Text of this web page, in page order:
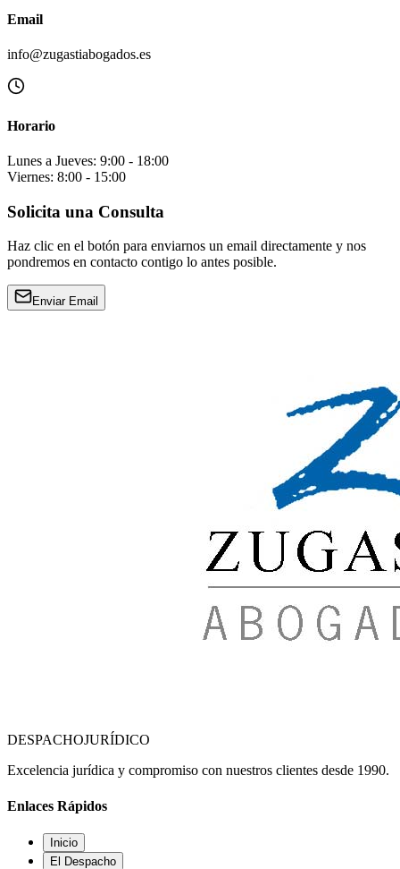
Email
info@zugastiabogados.es
Horario
Lunes a Jueves: 9:00 - 18:00
Viernes: 8:00 - 15:00
Solicita una Consulta
Haz clic en el botón para enviarnos un email directamente y nos
pondremos en contacto contigo lo antes posible.
Enviar Email
DESPACHOJURÍDICO
Excelencia jurídica y compromiso con nuestros clientes desde 1990.
Enlaces Rápidos
Inicio
El Despacho